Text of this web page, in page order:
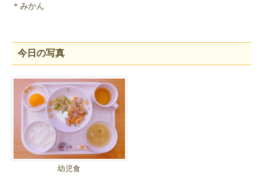
＊みかん
今日の写真
幼児食